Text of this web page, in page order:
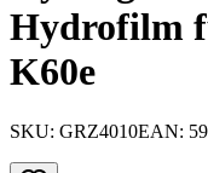
Hydrofilm
K60e
SKU: GRZ4010EAN: